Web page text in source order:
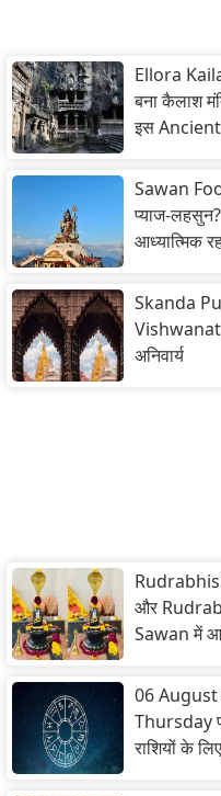
Ellora
बना कैलाश
इस Ancient
Sawan
प्याज-
आध्यात्मिक
Skanda
अनिवार्य
और
Sawan में
06
Thursday
राशियों के